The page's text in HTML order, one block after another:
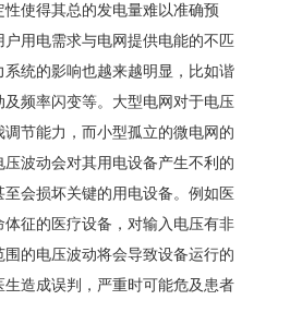
使得其总的发电量难以准确预
用电需求与电网提供电能的不匹
统的影响也越来越明显，比如谐
频率闪变等。大型电网对于电压
节能力，而小型孤立的微电网的
波动会对其用电设备产生不利的
会损坏关键的用电设备。例如医
体征的医疗设备，对输入电压有非
的电压波动将会导致设备运行的
造成误判，严重时可能危及患者